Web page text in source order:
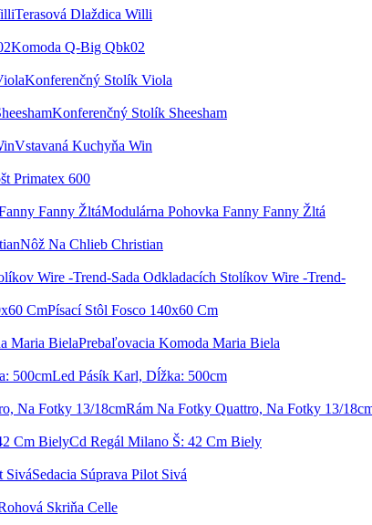
Terasová Dlaždica Willi
Komoda Q-Big Qbk02
Konferenčný Stolík Viola
Konferenčný Stolík Sheesham
Vstavaná Kuchyňa Win
Primatex 600
Modulárna Pohovka Fanny Fanny Žltá
Nôž Na Chlieb Christian
Sada Odkladacích Stolíkov Wire -Trend-
Písací Stôl Fosco 140x60 Cm
Prebaľovacia Komoda Maria Biela
Led Pásík Karl, Dĺžka: 500cm
Rám Na Fotky Quattro, Na Fotky 13/
Cd Regál Milano Š: 42 Cm Biely
Sedacia Súprava Pilot Sivá
Skriňa Celle